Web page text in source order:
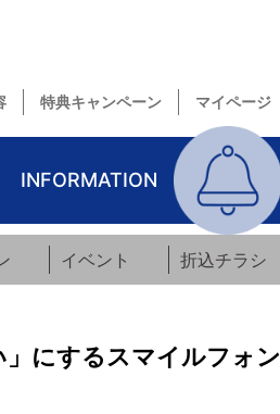
特典キャンペーン マイページ
INFORMATION
イベント 折込チラシ
」にするスマイルフォン